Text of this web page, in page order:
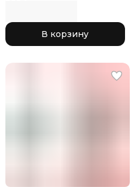
РГ, одежда для
гимнастикиВ корзину